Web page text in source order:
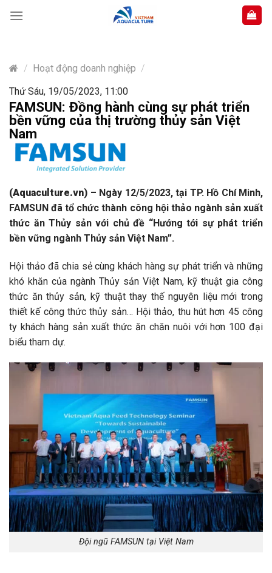
content
/ Hoạt động doanh nghiệp /
Thứ Sáu, 19/05/2023, 11:00
FAMSUN: Đồng hành cùng sự phát triển
bền vững của thị trường thủy sản Việt
Nam
(Aquaculture.vn) – Ngày 12/5/2023, tại TP. Hồ Chí Minh,
FAMSUN đã tổ chức thành công hội thảo ngành sản xuất
thức ăn Thủy sản với chủ đề “Hướng tới sự phát triển
bền vững ngành Thủy sản Việt Nam”.
Hội thảo đã chia sẻ cùng khách hàng sự phát triển và những
khó khăn của ngành Thủy sản Việt Nam, kỹ thuật gia công
thức ăn thủy sản, kỹ thuật thay thế nguyên liệu mới trong
thiết kế công thức thủy sản… Hội thảo, thu hút hơn 45 công
ty khách hàng sản xuất thức ăn chăn nuôi với hơn 100 đại
biểu tham dự.
Đội ngũ FAMSUN tại Việt Nam